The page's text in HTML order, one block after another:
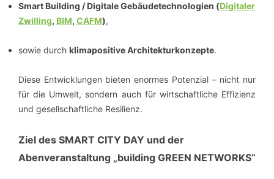
Smart Building / Digitale Gebäudetechnologien (Digitaler
Zwilling, BIM, CAFM),
sowie durch klimapositive Architekturkonzepte.
Diese Entwicklungen bieten enormes Potenzial – nicht nur
für die Umwelt, sondern auch für wirtschaftliche Effizienz
und gesellschaftliche Resilienz.
Ziel des SMART CITY DAY und der
Abenveranstaltung „building GREEN NETWORKS“